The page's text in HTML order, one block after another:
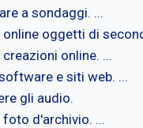
a sondaggi. ...
online oggetti di
online. ...
e siti web. ...
gli audio.
foto d'archivio. ...